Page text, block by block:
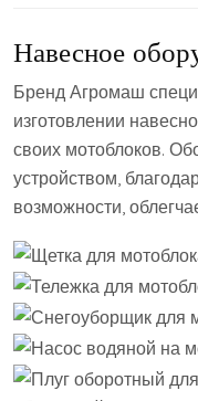
Навесное
Бренд Агромаш
изготовлении
своих мотоблоков.
устройством,
возможности,